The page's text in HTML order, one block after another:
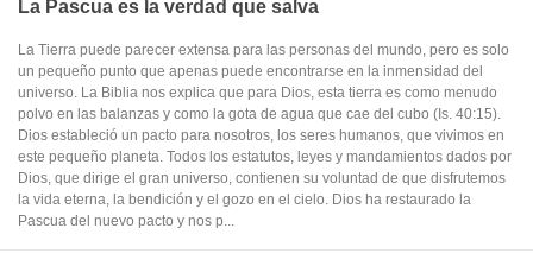
La Pascua es la verdad que salva
La Tierra puede parecer extensa para las personas del mundo, pero es solo
un pequeño punto que apenas puede encontrarse en la inmensidad del
universo. La Biblia nos explica que para Dios, esta tierra es como menudo
polvo en las balanzas y como la gota de agua que cae del cubo (Is. 40:15).
Dios estableció un pacto para nosotros, los seres humanos, que vivimos en
este pequeño planeta. Todos los estatutos, leyes y mandamientos dados por
Dios, que dirige el gran universo, contienen su voluntad de que disfrutemos
la vida eterna, la bendición y el gozo en el cielo. Dios ha restaurado la
Pascua del nuevo pacto y nos p...